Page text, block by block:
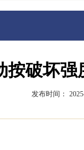
按破坏
发布时间：